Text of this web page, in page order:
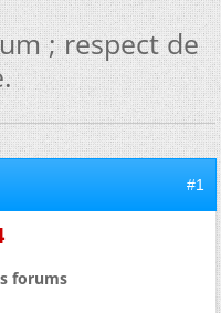
; respect de
#1
forums